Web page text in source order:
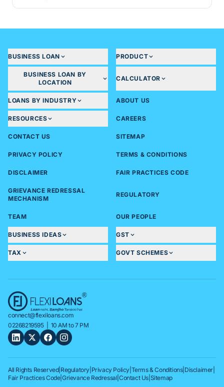
BUSINESS LOAN PRODUCT
BUSINESS LOAN BY
LOCATION
CALCULATOR
LOANS BY INDUSTRY ABOUT US
RESOURCES CAREERS
CONTACT US SITEMAP
PRIVACY POLICY TERMS & CONDITIONS
DISCLAIMER FAIR PRACTICES CODE
GRIEVANCE REDRESSAL
MECHANISM
REGULATORY
TEAM OUR PEOPLE
BUSINESS IDEAS GST
TAX GOVT SCHEMES
connect@flexiloans.com
02268219595| 10 AM to 7 PM
All Rights Reserved| Regulatory Privacy Policy Terms & Conditions| Disclaimer
Fair Practices Code|Grievance Redressal |Contact Us Sitemap